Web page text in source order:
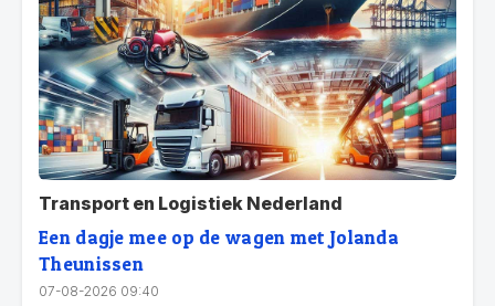
Transport en Logistiek Nederland
Een dagje mee op de wagen met Jolanda
Theunissen
07-08-2026 09:40